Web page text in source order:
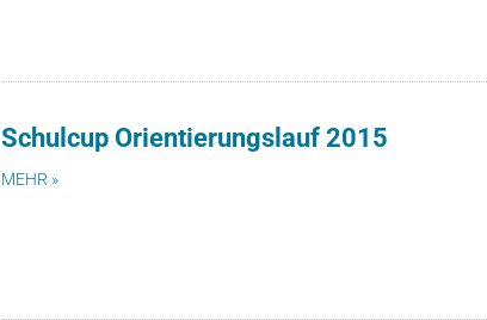
Schulcup Orientierungslauf 2015
MEHR »